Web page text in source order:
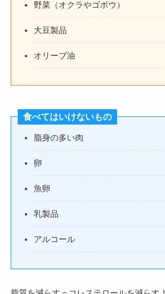
野菜（オクラやゴボウ）
大豆製品
オリーブ油
食べてはいけないもの
脂身の多い肉
卵
魚卵
乳製品
アルコール